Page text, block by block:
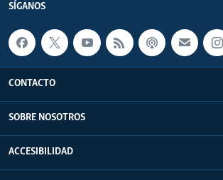
SÍGANOS
CONTACTO
SOBRE NOSOTROS
ACCESIBILIDAD